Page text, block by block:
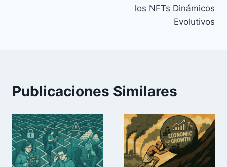
los NFTs Dinámicos
Evolutivos
Publicaciones Similares